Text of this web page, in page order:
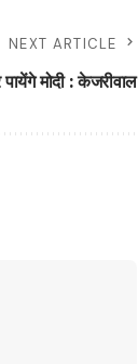
NEXT ARTICLE
मोदी : केजरीवाल